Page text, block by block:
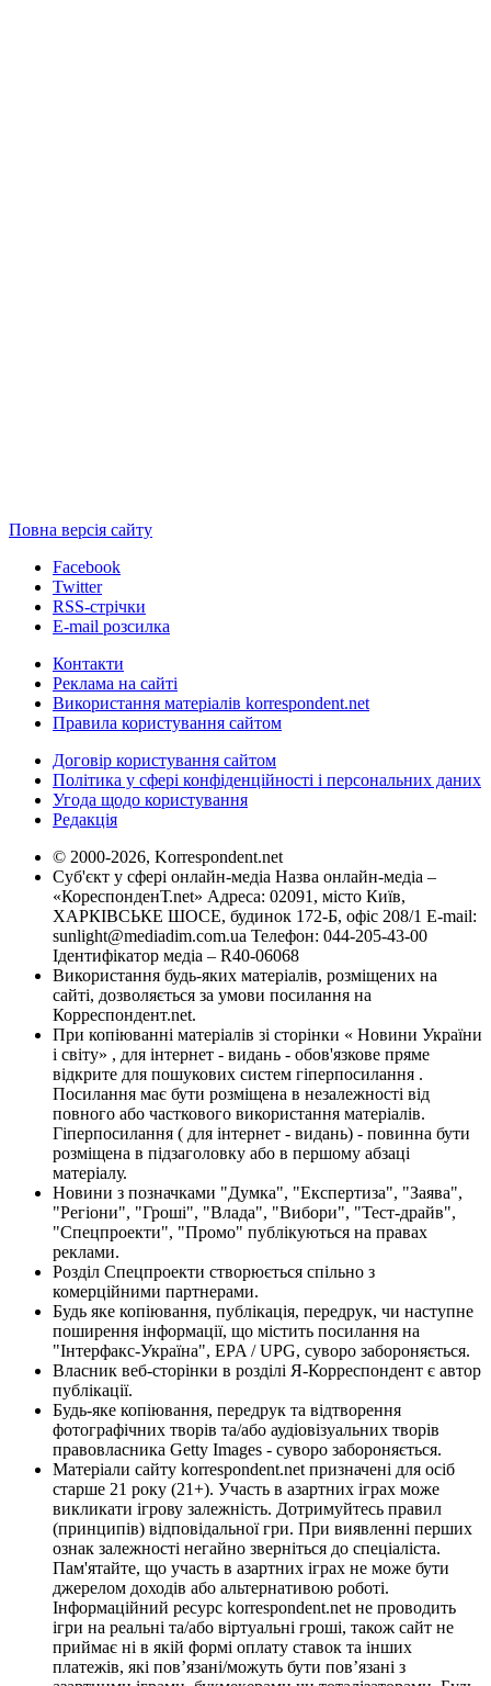
Повна версія сайту
Facebook
Twitter
RSS-стрічки
E-mail розсилка
Контакти
Реклама на сайті
Використання матеріалів korrespondent.net
Правила користування сайтом
Договір користування сайтом
Політика у сфері конфіденційності і персональних даних
Угода щодо користування
Редакція
© 2000-2026, Korrespondent.net
Суб'єкт у сфері онлайн-медіа Назва онлайн-медіа –
«КореспонденТ.net» Адреса: 02091, місто Київ,
ХАРКІВСЬКЕ ШОСЕ, будинок 172-Б, офіс 208/1 E-mail:
sunlight@mediadim.com.ua Телефон: 044-205-43-00
Ідентифікатор медіа – R40-06068
Використання будь-яких матеріалів, розміщених на
сайті, дозволяється за умови посилання на
Корреспондент.net.
При копіюванні матеріалів зі сторінки « Новини України
і світу» , для інтернет - видань - обов'язкове пряме
відкрите для пошукових систем гіперпосилання .
Посилання має бути розміщена в незалежності від
повного або часткового використання матеріалів.
Гіперпосилання ( для інтернет - видань) - повинна бути
розміщена в підзаголовку або в першому абзаці
матеріалу.
Новини з позначками "Думка", "Експертиза", "Заява",
"Регіони", "Гроші", "Влада", "Вибори", "Тест-драйв",
"Спецпроекти", "Промо" публікуються на правах
реклами.
Розділ Спецпроекти створюється спільно з
комерційними партнерами.
Будь яке копіювання, публікація, передрук, чи наступне
поширення інформації, що містить посилання на
"Інтерфакс-Україна", EPA / UPG, суворо забороняється.
Власник веб-сторінки в розділі Я-Корреспондент є автор
публікації.
Будь-яке копіювання, передрук та відтворення
фотографічних творів та/або аудіовізуальних творів
правовласника Getty Images - суворо забороняється.
Матеріали сайту korrespondent.net призначені для осіб
старше 21 року (21+). Участь в азартних іграх може
викликати ігрову залежність. Дотримуйтесь правил
(принципів) відповідальної гри. При виявленні перших
ознак залежності негайно зверніться до спеціаліста.
Пам'ятайте, що участь в азартних іграх не може бути
джерелом доходів або альтернативою роботі.
Інформаційний ресурс korrespondent.net не проводить
ігри на реальні та/або віртуальні гроші, також сайт не
приймає ні в якій формі оплату ставок та інших
платежів, які пов’язані/можуть бути пов’язані з